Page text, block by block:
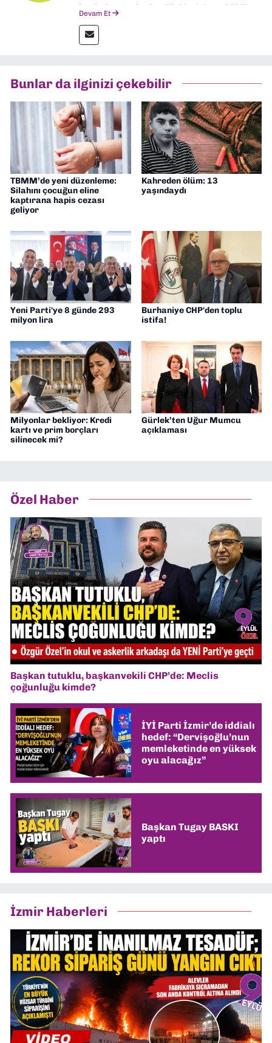
başladım. Ardından Türkiye’nin en köklü
muhabir, editör, müdür yardımcısı ve spor
müdürü olarak görev yaptım. Ayrıca Yeni
Gazetesi'nde editörlük yapıyorum
Devam Et
Bunlar da ilginizi çekebilir
TBMM’de yeni düzenleme:
Silahını çocuğun eline
kaptırana hapis cezası
geliyor
Kahreden ölüm: 13
yaşındaydı
Yeni Parti'ye 8 günde 293
milyon lira
Burhaniye CHP'den toplu
istifa!
Milyonlar bekliyor: Kredi
kartı ve prim borçları
silinecek mi?
Gürlek’ten Uğur Mumcu
açıklaması
Özel Haber
Başkan tutuklu, başkanvekili CHP’de: Meclis
çoğunluğu kimde?
İYİ Parti İzmir’de iddialı
hedef: “Dervişoğlu’nun
memleketinde en yüksek
oyu alacağız”
Başkan Tugay BASKI
yaptı
İzmir Haberleri